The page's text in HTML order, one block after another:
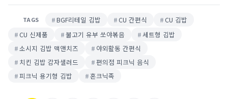
TAGS BGF리테일 김밥 CU 간편식
CU 김밥
CU 신제품
불고기 유부 쏘야볶음
세트형 김밥
소시지 김밥 맥앤치즈
야외활동 간편식
치킨 김밥 감자샐러드
편의점 피크닉 음식
피크닉 용기형 김밥
혼크닉족